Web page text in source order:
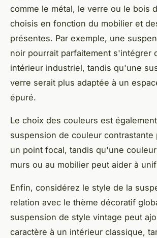
comme le métal, le verre ou le bois
choisis en fonction du mobilier et
présentes. Par exemple, une
noir pourrait parfaitement s'intégrer
intérieur industriel, tandis qu'une
verre serait plus adaptée à un
épuré.
Le choix des couleurs est
suspension de couleur contrastante
un point focal, tandis qu'une
murs ou au mobilier peut aider à
Enfin, considérez le style de la
relation avec le thème décoratif
suspension de style vintage peut
caractère à un intérieur classique,